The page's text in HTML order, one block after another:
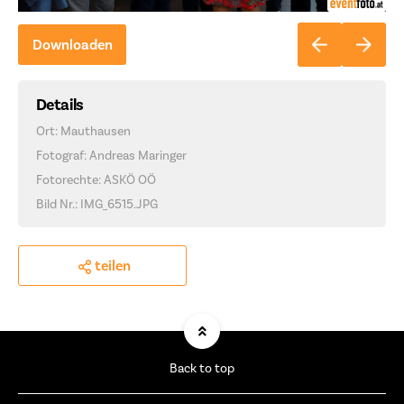
Downloaden
Details
Ort: Mauthausen
Fotograf: Andreas Maringer
Fotorechte: ASKÖ OÖ
Bild Nr.: IMG_6515.JPG
teilen
Back to top